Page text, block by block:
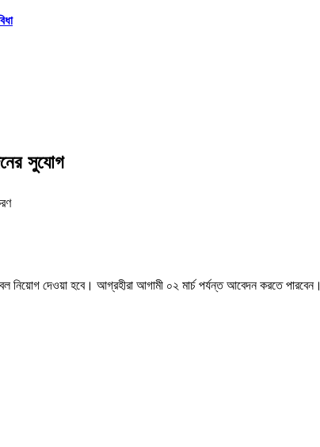
সুযোগ
নিয়োগ দেওয়া হবে। আগ্রহীরা আগামী ০২ মার্চ পর্যন্ত আবেদন করতে পারবেন।